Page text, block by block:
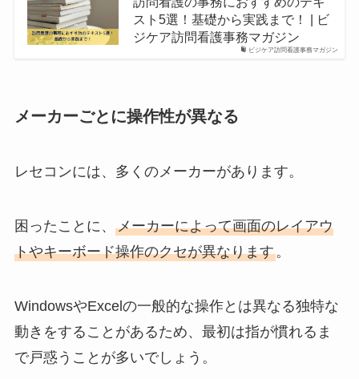
ビジケア訪問看護事務マガジン
スト5選！基礎から実践まで！ | ビ
ジケア訪問看護事務マガジン
メーカーごとに操作性が異なる
レセコンには、多くのメーカーがあります。
困ったことに、 メーカーによって画面のレイアウ
トやキーボード操作のクセが異なります。
WindowsやExcelの一般的な操作とは異なる独特な
動きをすることがあるため、最初は指が慣れるま
で戸惑うことが多いでしょう。